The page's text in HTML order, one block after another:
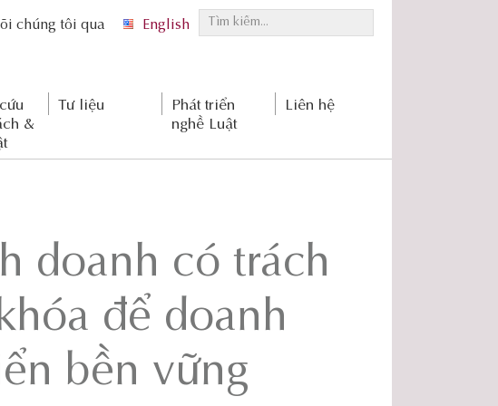
i
m
English
chúng tôi qua
&
Tư liệu
Phát triển
nghề Luật
Liên hệ
doanh có trách
để doanh
bền vững